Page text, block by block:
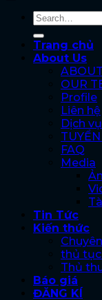
Trang chủ
About Us
OUR
Profile
Liên hệ
Dịch vụ
FAQ
Media
Tin Tức
Kiến thức
thủ
Thủ
Báo giá
ĐĂNG KÍ